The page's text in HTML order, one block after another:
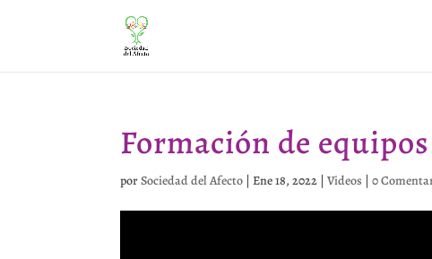
Formación de
porSociedad del Afecto |Ene 18, 2022 |Videos |0